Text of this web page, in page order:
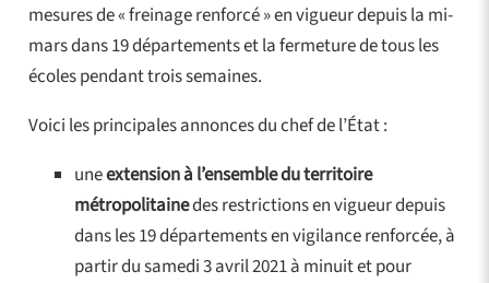
mesures de « freinage renforcé » en vigueur depuis la mi-
mars dans 19 départements et la fermeture de tous les
écoles pendant trois semaines.
Voici les principales annonces du chef de l’État :
uneextension à l’ensemble du territoire
métropolitainedes restrictions en vigueur depuis
dans les 19 départements en vigilance renforcée, à
partir du samedi 3 avril 2021 à minuit et pour